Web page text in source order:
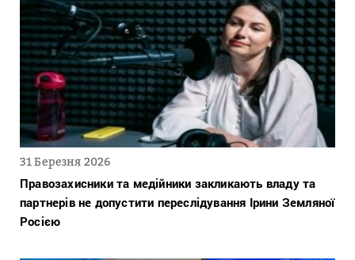
31 Березня 2026
Правозахисники та медійники закликають владу та
партнерів не допустити переслідування Ірини Земляної
Росією